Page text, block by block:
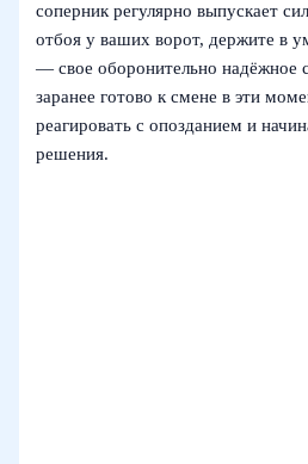
соперник регулярно выпускает
отбоя у ваших ворот, держите в
— свое оборонительно надёжное
заранее готово к смене в эти
реагировать с опозданием и
решения.